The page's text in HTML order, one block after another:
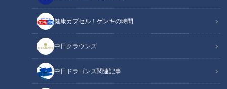
健康カプセル！ゲンキの時間
中日クラウンズ
中日ドラゴンズ関連記事
記事に戻る